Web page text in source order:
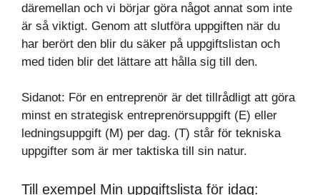
däremellan och vi börjar göra något annat som inte
är så viktigt. Genom att slutföra uppgiften när du
har berört den blir du säker på uppgiftslistan och
med tiden blir det lättare att hålla sig till den.
Sidanot: För en entreprenör är det tillrådligt att göra
minst en strategisk entreprenörsuppgift (E) eller
ledningsuppgift (M) per dag. (T) står för tekniska
uppgifter som är mer taktiska till sin natur.
Till exempel Min uppgiftslista för idag: